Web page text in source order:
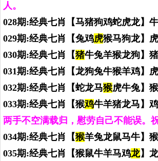
人。
028期:经典七肖【马猪狗鸡蛇虎龙】
029期:经典七肖【兔鸡虎猴马狗龙】
030期:经典七肖【猪牛兔羊猴龙狗】
031期:经典七肖【龙狗兔牛猴羊鸡】
032期:经典七肖【蛇龙马猴虎牛兔】
033期:经典七肖【猴鸡牛羊猪龙马】
两手不空满载归，慰劳自己不能误。
034期:经典七肖【猴羊兔龙鼠马牛】
035期:经典七肖【猴鼠牛羊马鸡龙】